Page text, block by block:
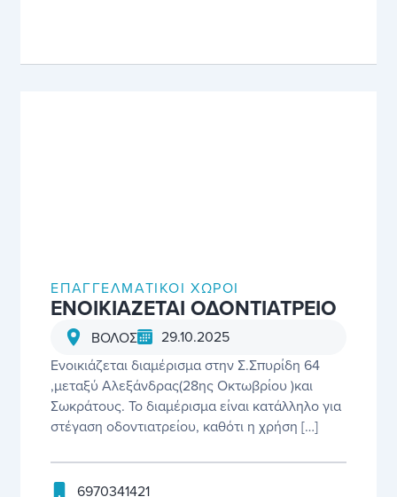
ΕΠΑΓΓΕΛΜΑΤΙΚΟΊ ΧΏΡΟΙ
ΕΝΟΙΚΙΑΖΕΤΑΙ ΟΔΟΝΤΙΑΤΡΕΙΟ
ΒΟΛΟΣ
29.10.2025
Ενοικιάζεται διαμέρισμα στην Σ.Σπυρίδη 64
,μεταξύ Αλεξάνδρας(28ης Οκτωβρίου )και
Σωκράτους. Το διαμέρισμα είναι κατάλληλο για
στέγαση οδοντιατρείου, καθότι η χρήση […]
6970341421